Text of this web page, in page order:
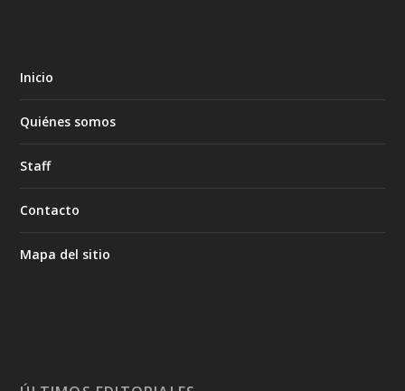
Inicio
Quiénes somos
Staff
Contacto
Mapa del sitio